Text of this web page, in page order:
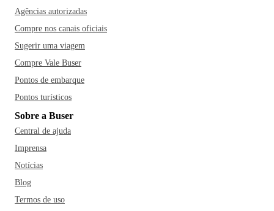
Agências autorizadas
Compre nos canais oficiais
Sugerir uma viagem
Compre Vale Buser
Pontos de embarque
Pontos turísticos
Sobre a Buser
Central de ajuda
Imprensa
Notícias
Blog
Termos de uso